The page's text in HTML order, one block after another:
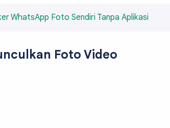
WhatsApp Foto Sendiri Tanpa Aplikasi
Foto Video